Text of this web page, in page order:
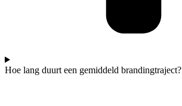
Hoe lang duurt een gemiddeld brandingtraject?